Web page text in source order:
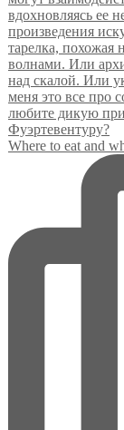
Where to eat and